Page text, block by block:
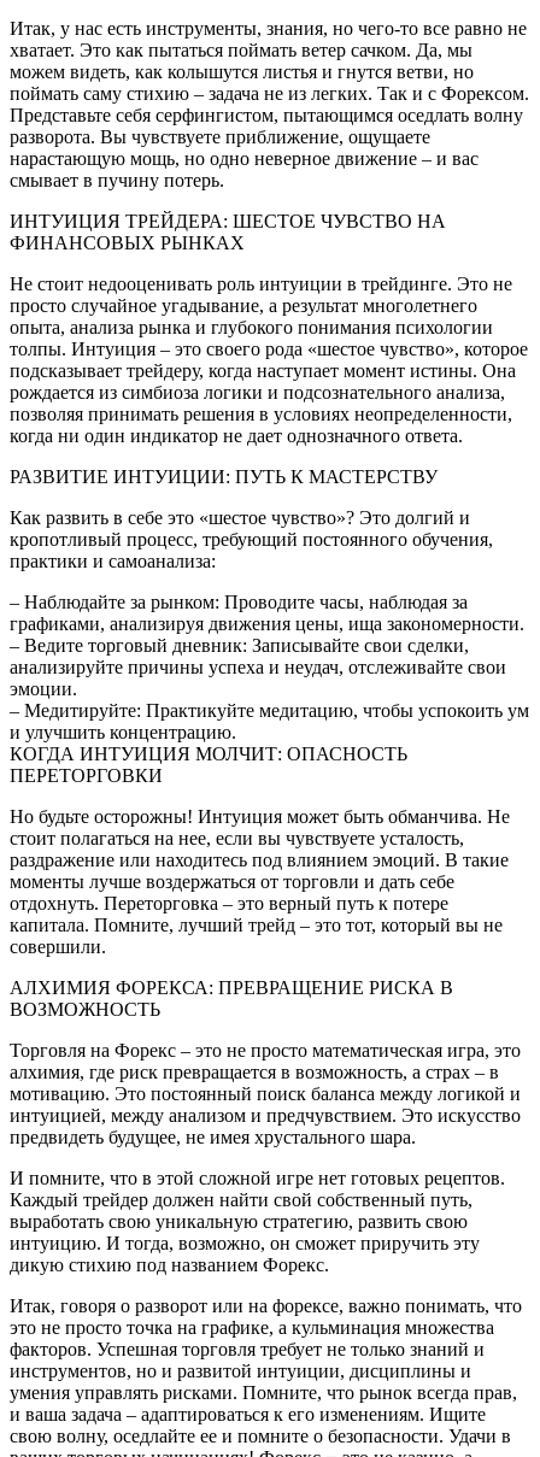
Итак, у нас есть инструменты, знания, но чего-то все равно не
хватает. Это как пытаться поймать ветер сачком. Да, мы
можем видеть, как колышутся листья и гнутся ветви, но
поймать саму стихию – задача не из легких. Так и с Форексом.
Представьте себя серфингистом, пытающимся оседлать волну
разворота. Вы чувствуете приближение, ощущаете
нарастающую мощь, но одно неверное движение – и вас
смывает в пучину потерь.
ИНТУИЦИЯ ТРЕЙДЕРА: ШЕСТОЕ ЧУВСТВО НА
ФИНАНСОВЫХ РЫНКАХ
Не стоит недооценивать роль интуиции в трейдинге. Это не
просто случайное угадывание, а результат многолетнего
опыта, анализа рынка и глубокого понимания психологии
толпы. Интуиция – это своего рода «шестое чувство», которое
подсказывает трейдеру, когда наступает момент истины. Она
рождается из симбиоза логики и подсознательного анализа,
позволяя принимать решения в условиях неопределенности,
когда ни один индикатор не дает однозначного ответа.
РАЗВИТИЕ ИНТУИЦИИ: ПУТЬ К МАСТЕРСТВУ
Как развить в себе это «шестое чувство»? Это долгий и
кропотливый процесс, требующий постоянного обучения,
практики и самоанализа:
– Наблюдайте за рынком: Проводите часы, наблюдая за
графиками, анализируя движения цены, ища закономерности.
– Ведите торговый дневник: Записывайте свои сделки,
анализируйте причины успеха и неудач, отслеживайте свои
эмоции.
– Медитируйте: Практикуйте медитацию, чтобы успокоить ум
и улучшить концентрацию.
КОГДА ИНТУИЦИЯ МОЛЧИТ: ОПАСНОСТЬ
ПЕРЕТОРГОВКИ
Но будьте осторожны! Интуиция может быть обманчива. Не
стоит полагаться на нее, если вы чувствуете усталость,
раздражение или находитесь под влиянием эмоций. В такие
моменты лучше воздержаться от торговли и дать себе
отдохнуть. Переторговка – это верный путь к потере
капитала. Помните, лучший трейд – это тот, который вы не
совершили.
АЛХИМИЯ ФОРЕКСА: ПРЕВРАЩЕНИЕ РИСКА В
ВОЗМОЖНОСТЬ
Торговля на Форекс – это не просто математическая игра, это
алхимия, где риск превращается в возможность, а страх – в
мотивацию. Это постоянный поиск баланса между логикой и
интуицией, между анализом и предчувствием. Это искусство
предвидеть будущее, не имея хрустального шара.
И помните, что в этой сложной игре нет готовых рецептов.
Каждый трейдер должен найти свой собственный путь,
выработать свою уникальную стратегию, развить свою
интуицию. И тогда, возможно, он сможет приручить эту
дикую стихию под названием Форекс.
Итак, говоря о разворот или на форексе, важно понимать, что
это не просто точка на графике, а кульминация множества
факторов. Успешная торговля требует не только знаний и
инструментов, но и развитой интуиции, дисциплины и
умения управлять рисками. Помните, что рынок всегда прав,
и ваша задача – адаптироваться к его изменениям. Ищите
свою волну, оседлайте ее и помните о безопасности. Удачи в